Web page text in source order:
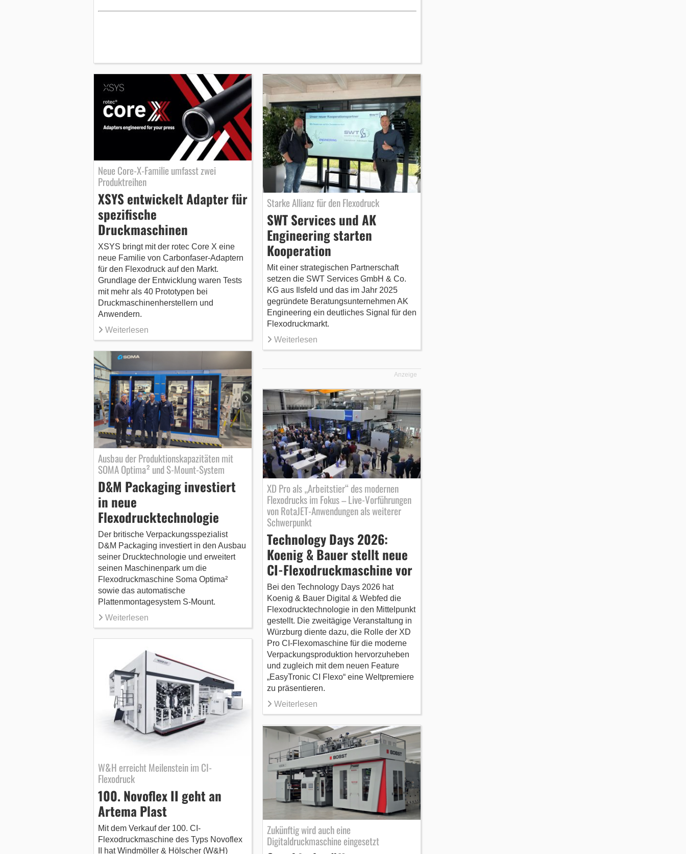
Neue Core-X-Familie umfasst zwei
Produktreihen
XSYS entwickelt Adapter für
spezifische
Druckmaschinen
XSYS bringt mit der rotec Core X eine
neue Familie von Carbonfaser-Adaptern
für den Flexodruck auf den Markt.
Grundlage der Entwicklung waren Tests
mit mehr als 40 Prototypen bei
Druckmaschinenherstellern und
Anwendern.
Weiterlesen
Starke Allianz für den Flexodruck
SWT Services und AK
Engineering starten
Kooperation
Mit einer strategischen Partnerschaft
setzen die SWT Services GmbH & Co.
KG aus Ilsfeld und das im Jahr 2025
gegründete Beratungsunternehmen AK
Engineering ein deutliches Signal für den
Flexodruckmarkt.
Weiterlesen
Ausbau der Produktionskapazitäten mit
SOMA Optima² und S-Mount-System
D&M Packaging investiert
in neue
Flexodrucktechnologie
Der britische Verpackungsspezialist
D&M Packaging investiert in den Ausbau
seiner Drucktechnologie und erweitert
seinen Maschinenpark um die
Flexodruckmaschine Soma Optima²
sowie das automatische
Plattenmontagesystem S-Mount.
Weiterlesen
Anzeige
W&H erreicht Meilenstein im CI-
Flexodruck
100. Novoflex II geht an
Artema Plast
Mit dem Verkauf der 100. CI-
Flexodruckmaschine des Typs Novoflex
II hat Windmöller & Hölscher (W&H)
XD Pro als „Arbeitstier“ des modernen
Flexodrucks im Fokus – Live-Vorführungen
von RotaJET-Anwendungen als weiterer
Schwerpunkt
Technology Days 2026:
Koenig & Bauer stellt neue
CI-Flexodruckmaschine vor
Bei den Technology Days 2026 hat
Koenig & Bauer Digital & Webfed die
Flexodrucktechnologie in den Mittelpunkt
gestellt. Die zweitägige Veranstaltung in
Würzburg diente dazu, die Rolle der XD
Pro CI-Flexomaschine für die moderne
Verpackungsproduktion hervorzuheben
und zugleich mit dem neuen Feature
„EasyTronic CI Flexo“ eine Weltpremiere
zu präsentieren.
Weiterlesen
Zukünftig wird auch eine
Digitaldruckmaschine eingesetzt